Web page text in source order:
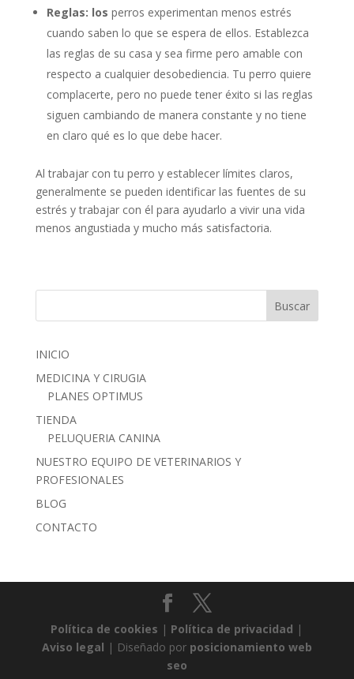
Reglas: los perros experimentan menos estrés
cuando saben lo que se espera de ellos. Establezca
las reglas de su casa y sea firme pero amable con
respecto a cualquier desobediencia. Tu perro quiere
complacerte, pero no puede tener éxito si las reglas
siguen cambiando de manera constante y no tiene
en claro qué es lo que debe hacer.
Al trabajar con tu perro y establecer límites claros,
generalmente se pueden identificar las fuentes de su
estrés y trabajar con él para ayudarlo a vivir una vida
menos angustiada y mucho más satisfactoria.
INICIO
MEDICINA Y CIRUGIA
PLANES OPTIMUS
TIENDA
PELUQUERIA CANINA
NUESTRO EQUIPO DE VETERINARIOS Y
PROFESIONALES
BLOG
CONTACTO
Política de cookies | Política de privacidad |
Aviso legal | Diseñado por posicionamiento web
seo